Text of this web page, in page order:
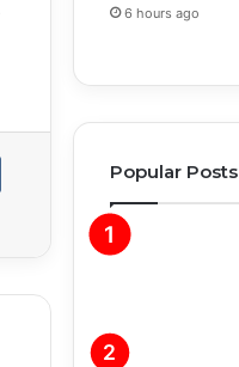
6 hours ago
Popular Posts